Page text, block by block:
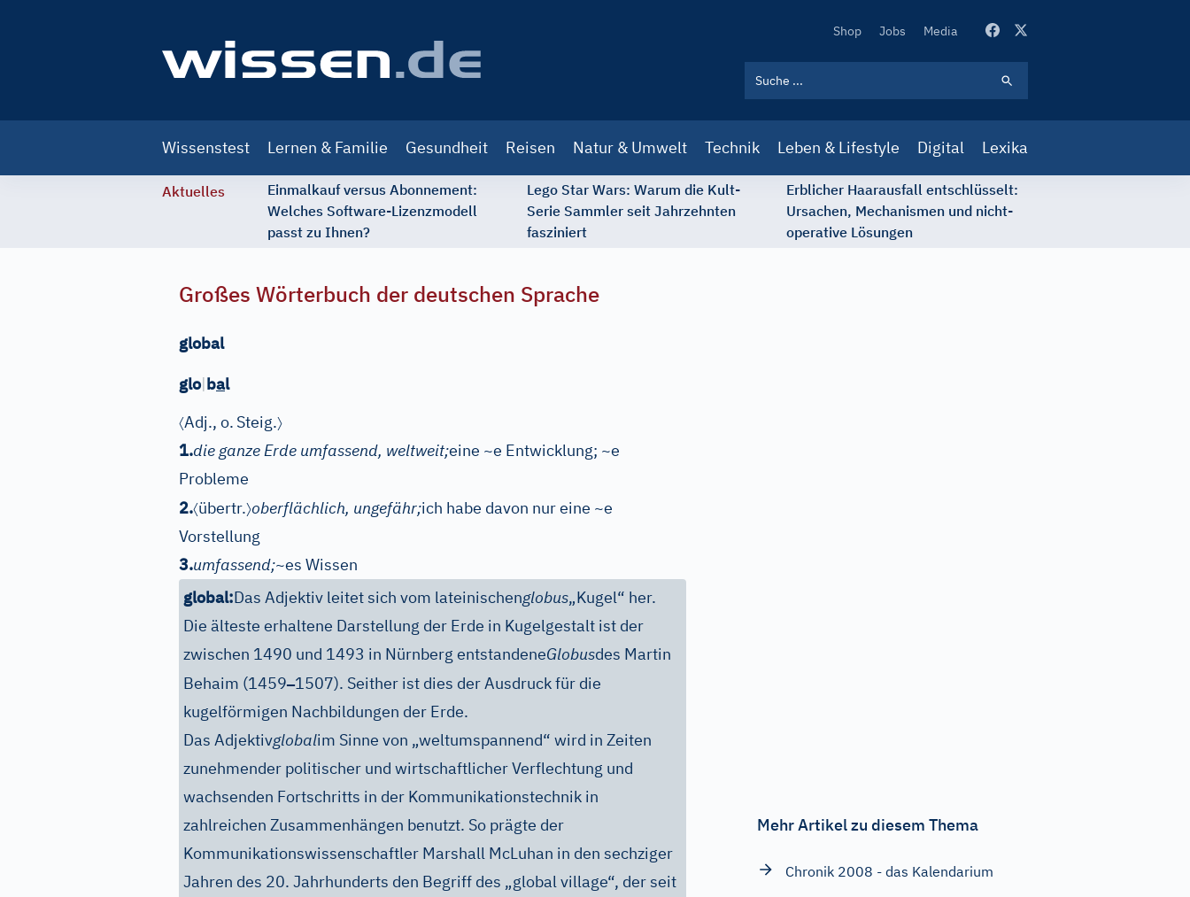
Secondary
Shop Jobs Media
navigation
Wissenstest Lernen & Familie Gesundheit Reisen Natur & Umwelt Technik Leben & Lifestyle Digital Lexika
Aktuelles
Einmalkauf versus Abonnement:
Welches Software-Lizenzmodell
passt zu Ihnen?
Lego Star Wars: Warum die Kult-
Serie Sammler seit Jahrzehnten
fasziniert
Erblicher Haarausfall entschlüsselt:
Ursachen, Mechanismen und nicht-
operative Lösungen
Großes Wörterbuch der deutschen Sprache
global
glo|bal
〈Adj., o. Steig.〉
1.die ganze Erde umfassend, weltweit;eine ~e Entwicklung; ~e
Probleme
2.〈übertr.〉oberflächlich, ungefähr;ich habe davon nur eine ~e
Vorstellung
3.umfassend;~es Wissen
global:Das Adjektiv leitet sich vom lateinischenglobus„Kugel“ her.
Die älteste erhaltene Darstellung der Erde in Kugelgestalt ist der
zwischen 1490 und 1493 in Nürnberg entstandeneGlobusdes Martin
Behaim (1459–1507). Seither ist dies der Ausdruck für die
kugelförmigen Nachbildungen der Erde.
Das Adjektivglobalim Sinne von „weltumspannend“ wird in Zeiten
zunehmender politischer und wirtschaftlicher Verflechtung und
wachsenden Fortschritts in der Kommunikationstechnik in
zahlreichen Zusammenhängen benutzt. So prägte der
Kommunikationswissenschaftler Marshall McLuhan in den sechziger
Jahren des 20. Jahrhunderts den Begriff des „global village“, der seit
Mehr Artikel zu diesem Thema
Chronik 2008 - das Kalendarium